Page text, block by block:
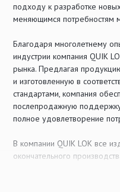
подходу к разработке
меняющимся потребностям
Благодаря многолетнему
индустрии компания QUIK
рынка. Предлагая
и изготовленную в
стандартами, компания
послепродажную
полное удовлетворение
В компании QUIK LOK все
окончательного
современного